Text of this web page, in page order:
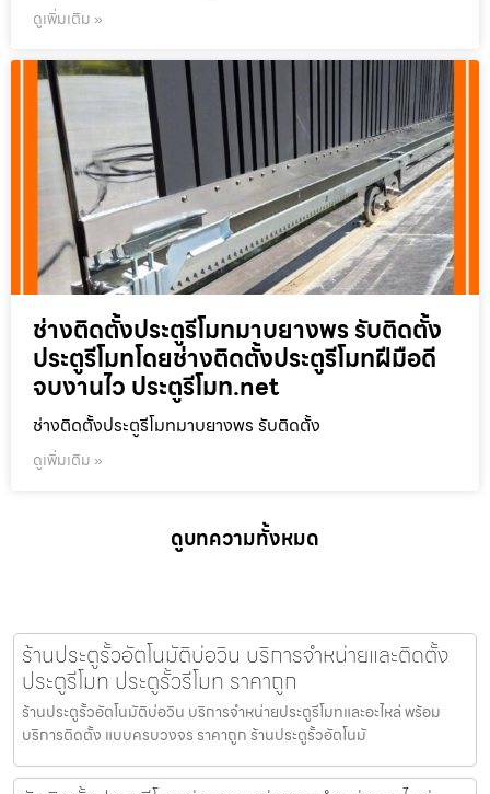
ดูเพิ่มเติม »
ช่างติดตั้งประตูรีโมทมาบยางพร รับติดตั้ง
ประตูรีโมทโดยช่างติดตั้งประตูรีโมทฝีมือดี
จบงานไว ประตูรีโมท.net
ช่างติดตั้งประตูรีโมทมาบยางพร รับติดตั้ง
ดูเพิ่มเติม »
ดูบทความทั้งหมด
ร้านประตูรั้วอัตโนมัติบ่อวิน บริการจำหน่ายและติดตั้ง
ประตูรีโมท ประตูรั้วรีโมท ราคาถูก
ร้านประตูรั้วอัตโนมัติบ่อวิน บริการจำหน่ายประตูรีโมทและอะไหล่ พร้อม
บริการติดตั้ง แบบครบวงจร ราคาถูก ร้านประตูรั้วอัตโนมั